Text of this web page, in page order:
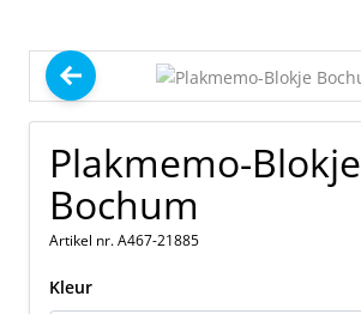
Plakmemo-Blokje
Bochum
Artikel nr. A467-21885
Kleur